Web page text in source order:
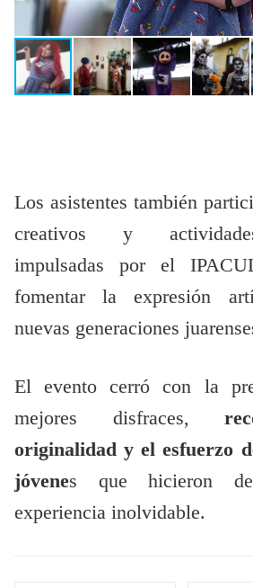
Los asistentes también
creativos y
impulsadas por el
fomentar la expresión
nuevas generaciones
El evento cerró con la
mejores disfraces,
originalidad y el esfuerzo
jóvenes que hicieron
experiencia inolvidable.